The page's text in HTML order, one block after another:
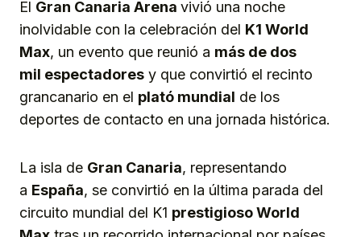
El Gran Canaria Arena vivió una noche
inolvidable con la celebración del K1 World
Max, un evento que reunió a más de dos
mil espectadores y que convirtió el recinto
grancanario en el plató mundial de los
deportes de contacto en una jornada histórica.
La isla de Gran Canaria, representando
a España, se convirtió en la última parada del
circuito mundial del K1 prestigiosoWorld